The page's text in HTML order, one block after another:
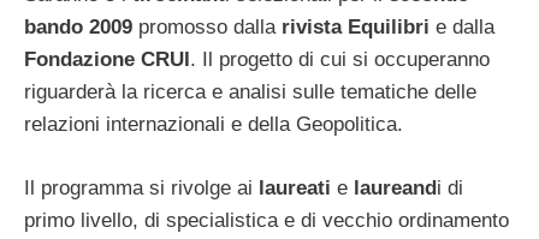
bando 2009 promosso dalla rivista Equilibri e dalla
Fondazione CRUI . Il progetto di cui si occuperanno
riguarderà la ricerca e analisi sulle tematiche delle
relazioni internazionali e della Geopolitica.
Il programma si rivolge ai laureati e laureandi di
primo livello, di specialistica e di vecchio ordinamento